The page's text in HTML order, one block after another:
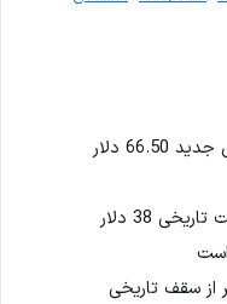
قیمت نقره به سقف تاریخی جدید 66.50 دلار
نقره پس از شکست مقاومت تاریخی 38 دلار
از سقف تاریخی